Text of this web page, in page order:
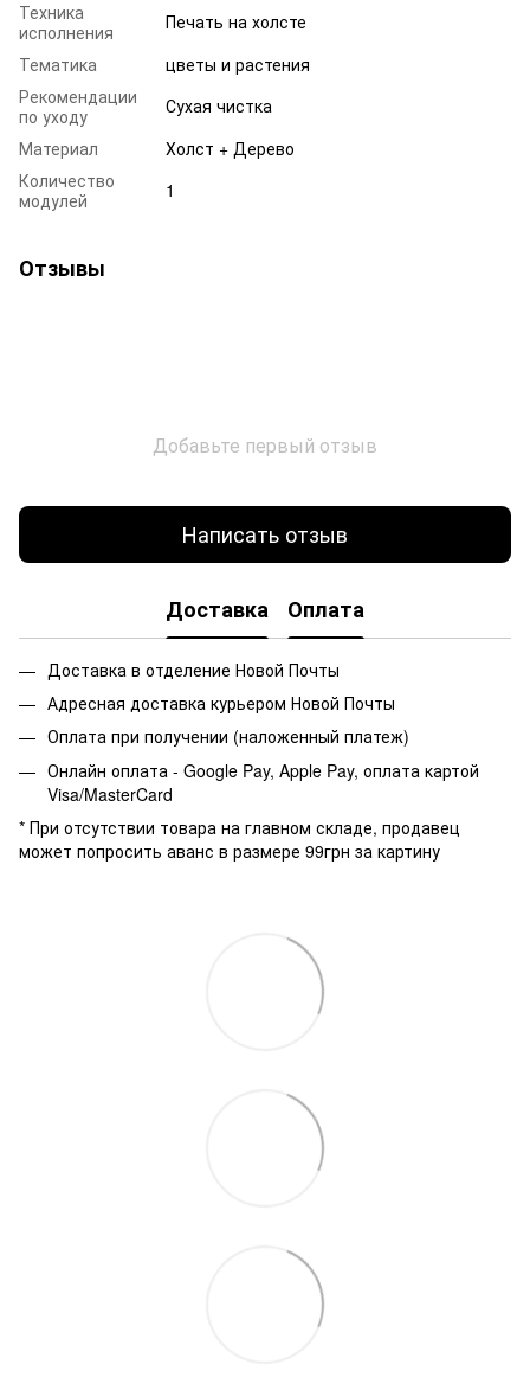
Техника
исполнения
Печать на холсте
Тематика
цветы и растения
Рекомендации
по уходу
Сухая чистка
Материал
Холст + Дерево
Количество
модулей
1
Отзывы
Добавьте первый отзыв
Написать отзыв
Доставка Оплата
Доставка в отделение Новой Почты
Адресная доставка курьером Новой Почты
Оплата при получении (наложенный платеж)
Онлайн оплата - Google Pay, Apple Pay, оплата картой
Visa/MasterCard
* При отсутствии товара на главном складе, продавец
может попросить аванс в размере 99грн за картину